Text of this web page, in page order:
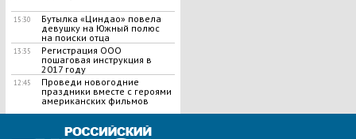
15:30
Бутылка «Циндао» повела
девушку на Южный полюс
на поиски отца
13:35
Регистрация ООО
пошаговая инструкция в
2017 году
12:45
Проведи новогодние
праздники вместе с героями
американских фильмов